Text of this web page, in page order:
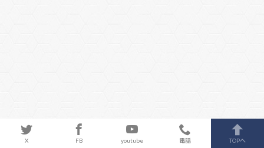
X FB youtube 電話 TOPへ